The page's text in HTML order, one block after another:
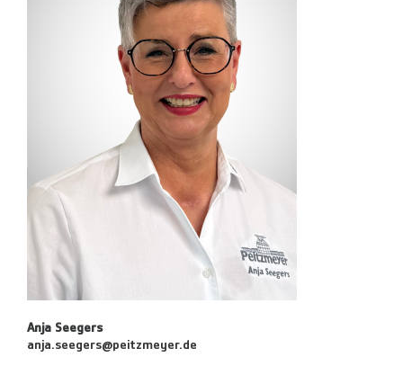
Anja Seegers
anja.seegers@peitzmeyer.de